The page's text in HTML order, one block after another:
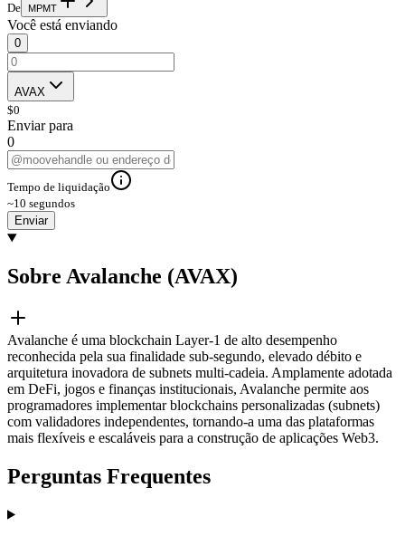
De MPMT
Você está enviando
0
AVAX
$0
Enviar para
0
Tempo de liquidação
~10 segundos
Enviar
Sobre Avalanche (AVAX)
Avalanche é uma blockchain Layer-1 de alto desempenho
reconhecida pela sua finalidade sub-segundo, elevado débito e
arquitetura inovadora de subnets multi-cadeia. Amplamente adotada
em DeFi, jogos e finanças institucionais, Avalanche permite aos
programadores implementar blockchains personalizadas (subnets)
com validadores independentes, tornando-a uma das plataformas
mais flexíveis e escaláveis para a construção de aplicações Web3.
Perguntas Frequentes